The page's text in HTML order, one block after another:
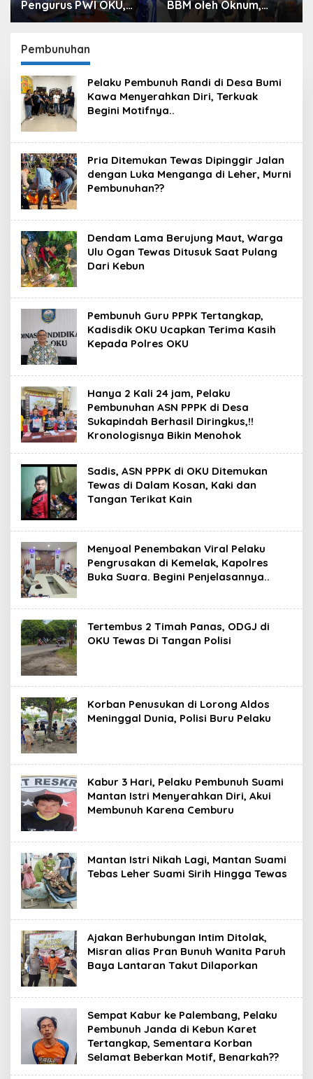
BBM oleh Oknum,
Kapolres Sebut
Kurang, Pertamina
Patra Niaga Bungkam
Prees Rilis Ungkap
Kasus, Dari Narkotika
Pembunuhan
Pelaku Pembunuh Randi di Desa Bumi
Kawa Menyerahkan Diri, Terkuak
Begini Motifnya..
Pria Ditemukan Tewas Dipinggir Jalan
dengan Luka Menganga di Leher, Murni
Pembunuhan??
Dendam Lama Berujung Maut, Warga
Ulu Ogan Tewas Ditusuk Saat Pulang
Dari Kebun
Pembunuh Guru PPPK Tertangkap,
Kadisdik OKU Ucapkan Terima Kasih
Kepada Polres OKU
Hanya 2 Kali 24 jam, Pelaku
Pembunuhan ASN PPPK di Desa
Sukapindah Berhasil Diringkus,!!
Kronologisnya Bikin Menohok
Sadis, ASN PPPK di OKU Ditemukan
Tewas di Dalam Kosan, Kaki dan
Tangan Terikat Kain
Menyoal Penembakan Viral Pelaku
Pengrusakan di Kemelak, Kapolres
Buka Suara. Begini Penjelasannya..
Tertembus 2 Timah Panas, ODGJ di
OKU Tewas Di Tangan Polisi
Korban Penusukan di Lorong Aldos
Meninggal Dunia, Polisi Buru Pelaku
Kabur 3 Hari, Pelaku Pembunuh Suami
Mantan Istri Menyerahkan Diri, Akui
Membunuh Karena Cemburu
Mantan Istri Nikah Lagi, Mantan Suami
Tebas Leher Suami Sirih Hingga Tewas
Ajakan Berhubungan Intim Ditolak,
Misran alias Pran Bunuh Wanita Paruh
Baya Lantaran Takut Dilaporkan
Sempat Kabur ke Palembang, Pelaku
Pembunuh Janda di Kebun Karet
Tertangkap, Sementara Korban
Selamat Beberkan Motif, Benarkah??